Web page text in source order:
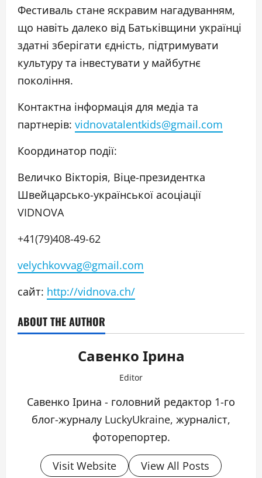
Фестиваль стане яскравим нагадуванням,
що навіть далеко від Батьківщини українці
здатні зберігати єдність, підтримувати
культуру та інвестувати у майбутнє
покоління.
Контактна інформація для медіа та
партнерів: vidnovatalentkids@gmail.com
Координатор події:
Величко Вікторія, Віце-президентка
Швейцарсько-української асоціації
VIDNOVA
+41(79)408-49-62
velychkovvag@gmail.com
сайт: http://vidnova.ch/
ABOUT THE AUTHOR
Савенко Ірина
Editor
Савенко Ірина - головний редактор 1-го
блог-журналу LuckyUkraine, журналіст,
фоторепортер.
Visit Website View All Posts